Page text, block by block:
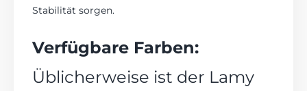
Stabilität sorgen.
Verfügbare Farben:
Üblicherweise ist der Lamy